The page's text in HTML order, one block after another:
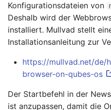
Konfigurationsdateien von
Deshalb wird der
installiert. Mullvad stellt
Installationsanleitung zur
https://mullvad.net/de/
browser-on-qubes-os
Der Startbefehl in der
ist anzupassen, damit die